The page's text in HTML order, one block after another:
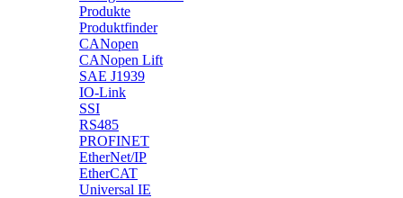
Produkte
Produktfinder
CANopen
CANopen Lift
SAE J1939
IO-Link
SSI
RS485
PROFINET
EtherNet/IP
EtherCAT
Universal IE